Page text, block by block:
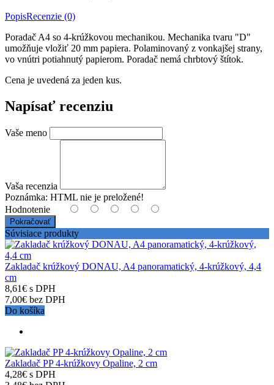
PopisRecenzie (0)
Poradač A4 so 4-krúžkovou mechanikou. Mechanika tvaru "D"
umožňuje vložiť 20 mm papiera. Polaminovaný z vonkajšej strany,
vo vnútri potiahnutý papierom. Poradač nemá chrbtový štítok.
Cena je uvedená za jeden kus.
Napísať recenziu
Vaše meno
Vaša recenzia
Poznámka: HTML nie je preložené!
Hodnotenie
Pokračovať
Súvisiace produkty
Zakladač krúžkový DONAU, A4 panoramatický, 4-krúžkový, 4,4
cm
8,61€ s DPH
7,00€ bez DPH
Do košíka
Zakladač PP 4-krúžkovy Opaline, 2 cm
4,28€ s DPH